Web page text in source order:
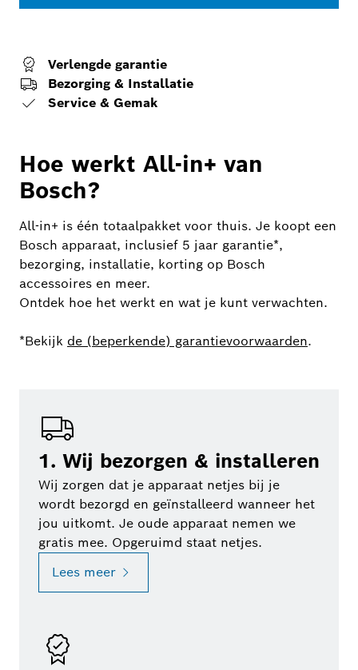
Verlengde garantie
Bezorging & Installatie
Service & Gemak
Hoe werkt All-in+ van
Bosch?
All-in+ is één totaalpakket voor thuis. Je koopt een
Bosch apparaat, inclusief 5 jaar garantie*,
bezorging, installatie, korting op Bosch
accessoires en meer.
Ontdek hoe het werkt en wat je kunt verwachten.
*Bekijk de (beperkende) garantievoorwaarden.
1. Wij bezorgen & installeren
Wij zorgen dat je apparaat netjes bij je
wordt bezorgd en geïnstalleerd wanneer het
jou uitkomt. Je oude apparaat nemen we
gratis mee. Opgeruimd staat netjes.
Lees meer